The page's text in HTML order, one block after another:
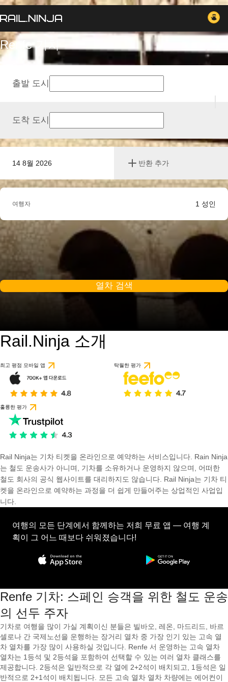
Renfe 기차
14 8월 2026 반환 추가
출발 도시
도착 도시
여행자 1 성인
열차 검색
Rail.Ninja 소개
최고 평점 모바일 앱 탁월한 평가
훌륭한 평가
Rail Ninja는 기차 티켓을 온라인으로 예약하는 서비스입니다. Rain Ninja
는 철도 운송사가 아니며, 기차를 소유하거나 운영하지 않으며, 어떠한
철도 회사의 공식 웹사이트를 대리하지도 않습니다. Rail Ninja는 기차 티
켓을 온라인으로 예약하는 과정을 더 쉽게 만들어주는 상업적인 사업입
니다.
여행의 모든 단계에서 함께하는 저희 무료 앱 — 여행 계
획이 그 어느 때보다 쉬워졌습니다!
Renfe 기차: 스페인 승객을 위한 철도 운송
의 선두 주자
기차로 여행을 많이 가실 계획이신 분들은 빌바오, 레온, 마드리드, 바르
셀로나 간 국제노선을 운행하는 장거리 열차 중 가장 인기 있는 고속 열
차 열차를 가장 많이 사용하실 것입니다. Renfe 서 운영하는 고속 열차
열차는 1등석 및 2등석을 포함하여 선택할 수 있는 여러 열차 클래스를
제공합니다. 2등석은 일반적으로 각 열에 2+2석이 배치되고, 1등석은 일
반적으로 2+1석이 배치됩니다. 모든 고속 열차 열차 차량에는 에어컨이